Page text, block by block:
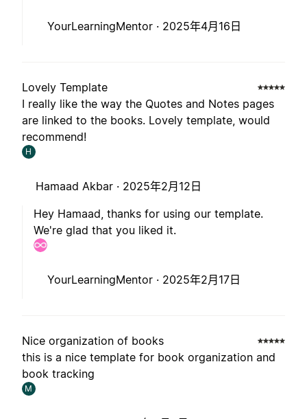
YourLearningMentor · 2025年4月16日
Lovely Template
I really like the way the Quotes and Notes pages
are linked to the books. Lovely template, would
recommend!
H
Hamaad Akbar · 2025年2月12日
Hey Hamaad, thanks for using our template.
We're glad that you liked it.
YourLearningMentor · 2025年2月17日
Nice organization of books
this is a nice template for book organization and
book tracking
M